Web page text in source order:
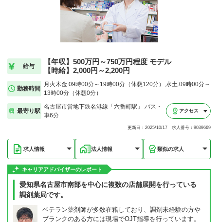
給与
【年収】500万円～750万円程度 モデル
【時給】2,000円～2,200円
勤務時間
月火木金:09時00分～19時00分（休憩120分）,水土:09時00分～
13時00分（休憩0分）
最寄り駅
名古屋市営地下鉄名港線「六番町駅」 バス・
車6分
アクセス
更新日：2025/10/17 求人番号：9039669
求人情報 法人情報 類似の求人
キャリアアドバイザーのレポート
愛知県名古屋市南部を中心に複数の店舗展開を行っている
調剤薬局です。
ベテラン薬剤師が多数在籍しており、調剤未経験の方や
ブランクのある方には現場でOJT指導を行っています。